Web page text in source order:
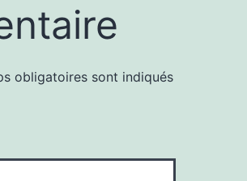
obligatoires sont indiqués